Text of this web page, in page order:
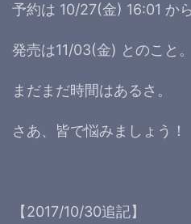
予約は 10/27(金) 16:01 から
発売は11/03(金) とのこと。
まだまだ時間はあるさ。
さあ、皆で悩みましょう！
【2017/10/30追記】